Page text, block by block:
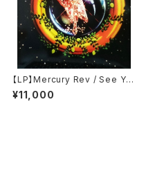
【LP】Mercury Rev / See Yo
u On The Other Side
¥11,000